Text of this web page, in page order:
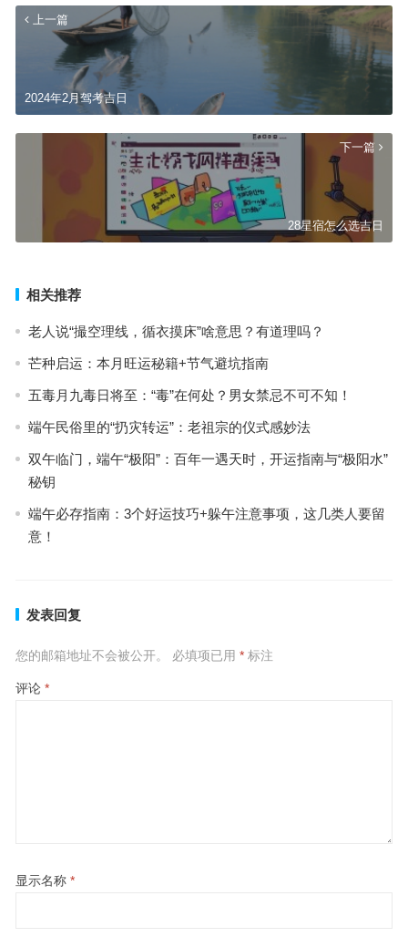
上一篇
2024年2月驾考吉日
下一篇
28星宿怎么选吉日
相关推荐
老人说“撮空理线，循衣摸床”啥意思？有道理吗？
芒种启运：本月旺运秘籍+节气避坑指南
五毒月九毒日将至：“毒”在何处？男女禁忌不可不知！
端午民俗里的“扔灾转运”：老祖宗的仪式感妙法
双午临门，端午“极阳”：百年一遇天时，开运指南与“极阳水”
秘钥
端午必存指南：3个好运技巧+躲午注意事项，这几类人要留
意！
发表回复
您的邮箱地址不会被公开。 必填项已用 *标注
评论 *
显示名称 *